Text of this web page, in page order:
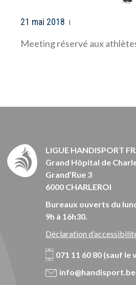
21 mai 2018
Meeting réservé aux
LIGUE HANDISPORT
Grand Hôpital de
Grand’Rue 3
6000 CHARLEROI
Bureaux ouverts du
9h à 16h30.
Déclaration
071 11 60 80 (sauf le
info@handisport.be